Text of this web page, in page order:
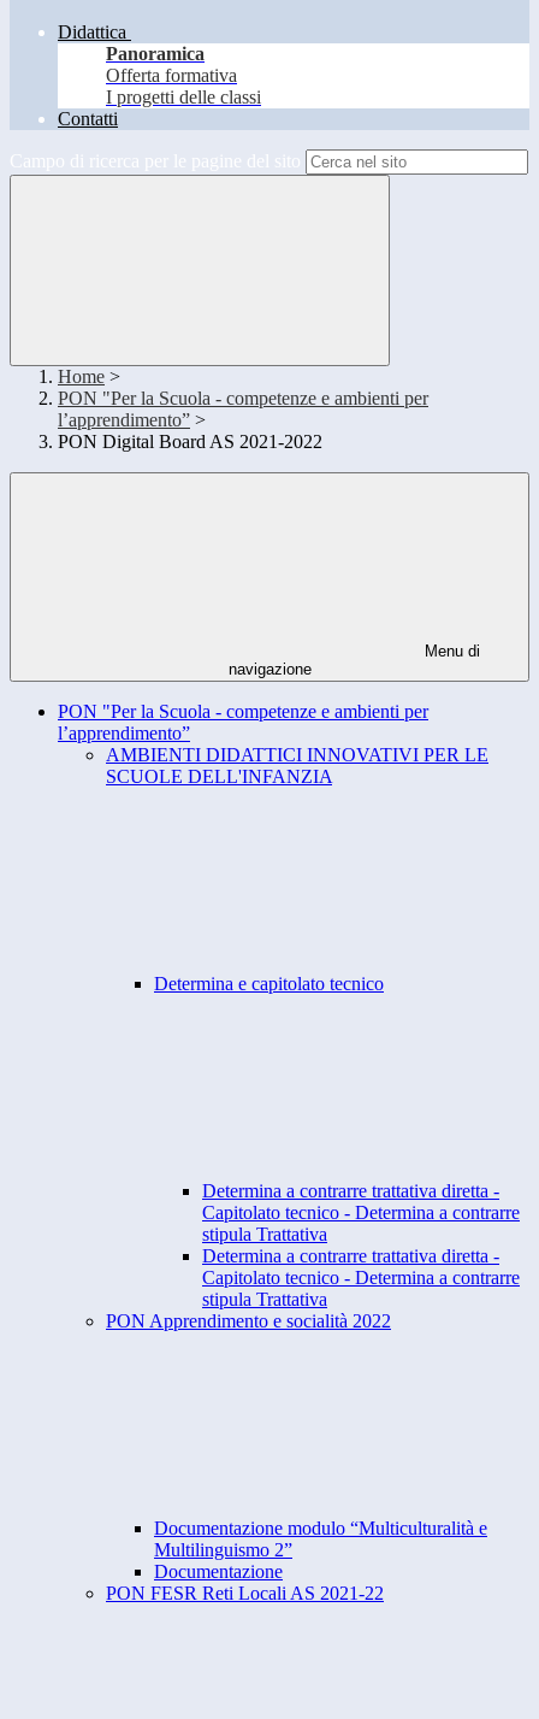
Didattica
Panoramica
Offerta formativa
I progetti delle classi
Contatti
Campo di ricerca per le pagine del sito
Home >
PON "Per la Scuola - competenze e ambienti per
l’apprendimento” >
PON Digital Board AS 2021-2022
Menu di
navigazione
PON "Per la Scuola - competenze e ambienti per
l’apprendimento”
AMBIENTI DIDATTICI INNOVATIVI PER LE
SCUOLE DELL'INFANZIA
Determina e capitolato tecnico
Determina a contrarre trattativa diretta -
Capitolato tecnico - Determina a contrarre
stipula Trattativa
Determina a contrarre trattativa diretta -
Capitolato tecnico - Determina a contrarre
stipula Trattativa
PON Apprendimento e socialità 2022
Documentazione modulo “Multiculturalità e
Multilinguismo 2”
Documentazione
PON FESR Reti Locali AS 2021-22